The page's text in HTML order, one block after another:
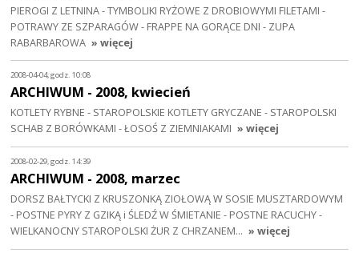
PIEROGI Z LETNINA - TYMBOLIKI RYŻOWE Z DROBIOWYMI FILETAMI -
POTRAWY ZE SZPARAGÓW - FRAPPE NA GORĄCE DNI - ZUPA
RABARBAROWA » więcej
2008-04-04, godz. 10:08
ARCHIWUM - 2008, kwiecień
KOTLETY RYBNE - STAROPOLSKIE KOTLETY GRYCZANE - STAROPOLSKI
SCHAB Z BORÓWKAMI - ŁOSOŚ Z ZIEMNIAKAMI » więcej
2008-02-29, godz. 14:39
ARCHIWUM - 2008, marzec
DORSZ BAŁTYCKI Z KRUSZONKĄ ZIOŁOWĄ W SOSIE MUSZTARDOWYM
- POSTNE PYRY Z GZIKĄ i ŚLEDŹ W ŚMIETANIE - POSTNE RACUCHY -
WIELKANOCNY STAROPOLSKI ŻUR Z CHRZANEM… » więcej